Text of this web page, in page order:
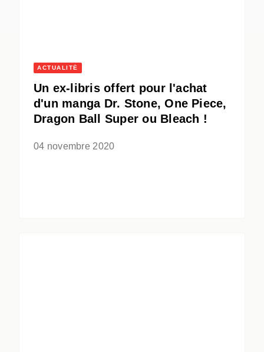
ACTUALITÉ
Un ex-libris offert pour l'achat
d'un manga Dr. Stone, One Piece,
Dragon Ball Super ou Bleach !
04 novembre 2020